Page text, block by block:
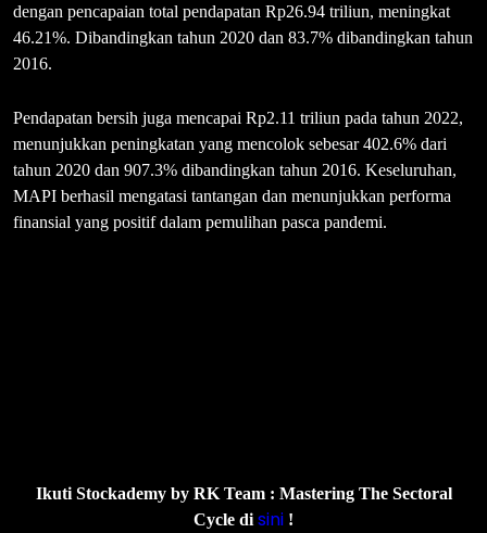
dengan pencapaian total pendapatan Rp26.94 triliun, meningkat
46.21%. Dibandingkan tahun 2020 dan 83.7% dibandingkan tahun
2016.
Pendapatan bersih juga mencapai Rp2.11 triliun pada tahun 2022,
menunjukkan peningkatan yang mencolok sebesar 402.6% dari
tahun 2020 dan 907.3% dibandingkan tahun 2016. Keseluruhan,
MAPI berhasil mengatasi tantangan dan menunjukkan performa
finansial yang positif dalam pemulihan pasca pandemi.
Ikuti Stockademy by RK Team : Mastering The Sectoral
Cycle di sini !